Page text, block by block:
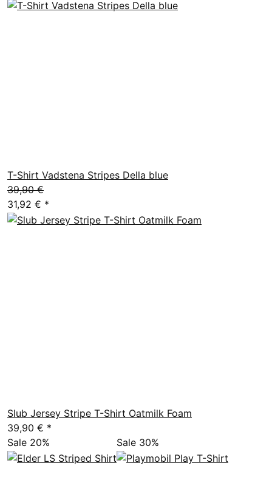
T-Shirt Vadstena Stripes Della blue
39,90 €
31,92 € *
Slub Jersey Stripe T-Shirt Oatmilk Foam
39,90 € *
Sale 20%
Sale 30%